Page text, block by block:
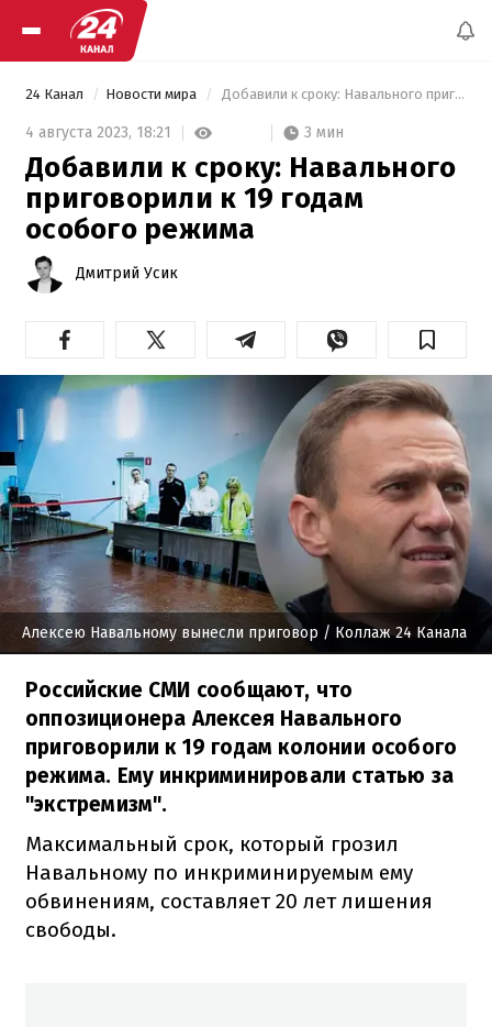
24 Канал Новости мира Добавили к сроку: Навального приговорили к 19 годам особого режима
4 августа 2023, 18:21 3 мин
Добавили к сроку: Навального
приговорили к 19 годам
особого режима
Дмитрий Усик
Алексею Навальному вынесли приговор / Коллаж 24 Канала
Российские СМИ сообщают, что
оппозиционера Алексея Навального
приговорили к 19 годам колонии особого
режима. Ему инкриминировали статью за
"экстремизм".
Максимальный срок, который грозил
Навальному по инкриминируемым ему
обвинениям, составляет 20 лет лишения
свободы.